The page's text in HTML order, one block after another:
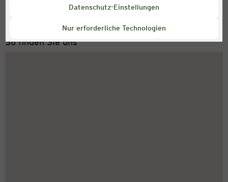
Datenschutz-Einstellungen
Nur erforderliche Technologien
+43 (0) 1 2675 502
So finden Sie uns